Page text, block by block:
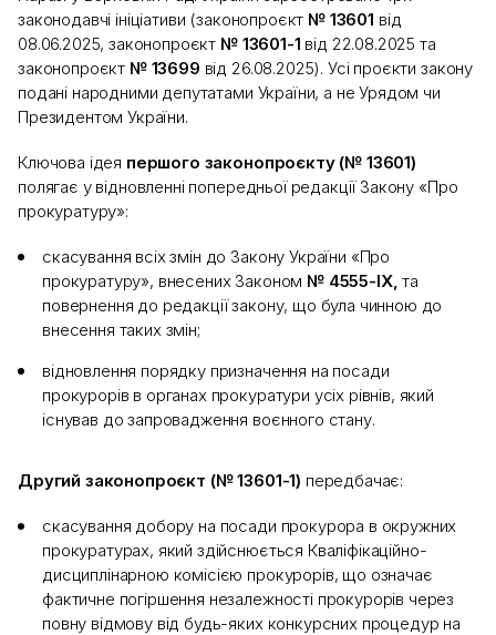
законодавчі ініціативи (законопроєкт № 13601 від
08.06.2025, законопроєкт № 13601-1 від 22.08.2025 та
законопроєкт № 13699 від 26.08.2025). Усі проєкти закону
подані народними депутатами України, а не Урядом чи
Президентом України.
Ключова ідея першого законопроєкту (№ 13601)
полягає у відновленні попередньої редакції Закону «Про
прокуратуру»:
скасування всіх змін до Закону України «Про
прокуратуру», внесених Законом № 4555-IX,та
повернення до редакції закону, що була чинною до
внесення таких змін;
відновлення порядку призначення на посади
прокурорів в органах прокуратури усіх рівнів, який
існував до запровадження воєнного стану.
Другий законопроєкт (№ 13601-1) передбачає:
скасування добору на посади прокурора в окружних
прокуратурах, який здійснюється Кваліфікаційно-
дисциплінарною комісією прокурорів, що означає
фактичне погіршення незалежності прокурорів через
повну відмову від будь-яких конкурсних процедур на